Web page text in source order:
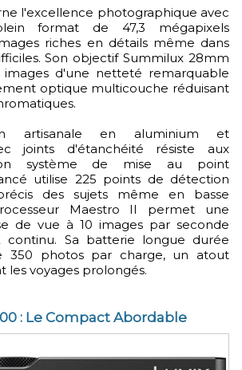
format de 47,3 mégapixels
riches en détails même dans
Son objectif Summilux 28mm
images d'une netteté remarquable
optique multicouche réduisant
artisanale en aluminium et
joints d'étanchéité résiste aux
système de mise au point
utilise 225 points de détection
des sujets même en basse
Maestro II permet une
de vue à 10 images par seconde
continu. Sa batterie longue durée
350 photos par charge, un atout
les voyages prolongés.
: Le Compact Abordable